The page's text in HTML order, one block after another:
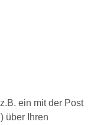
ein mit der Post
über Ihren